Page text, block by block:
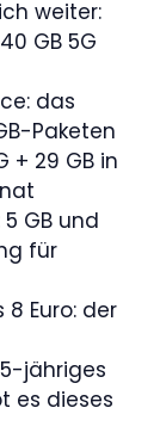
weiter:
GB 5G
das
Paketen
+ 29 GB in
GB und
für
8 Euro: der
jähriges
es dieses